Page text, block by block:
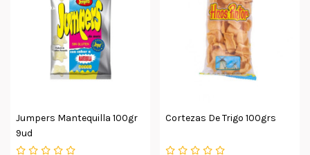
Jumpers Mantequilla 100gr
9ud
Cortezas De Trigo 100grs